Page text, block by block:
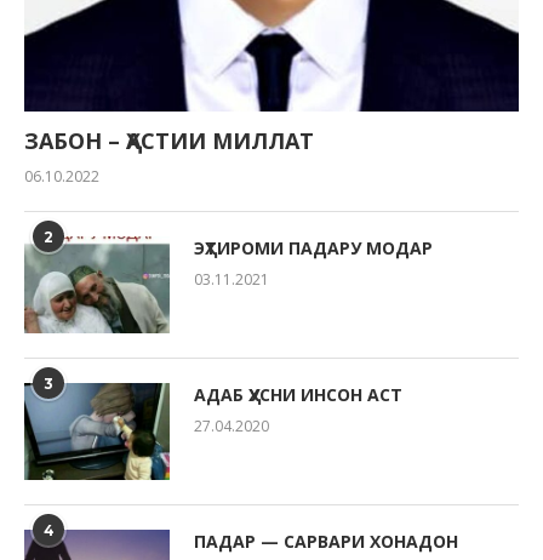
ЗАБОН – ҲАСТИИ МИЛЛАТ
06.10.2022
2 ЭҲТИРОМИ ПАДАРУ МОДАР
03.11.2021
3 АДАБ ҲУСНИ ИНСОН АСТ
27.04.2020
4 ПАДАР — САРВАРИ ХОНАДОН